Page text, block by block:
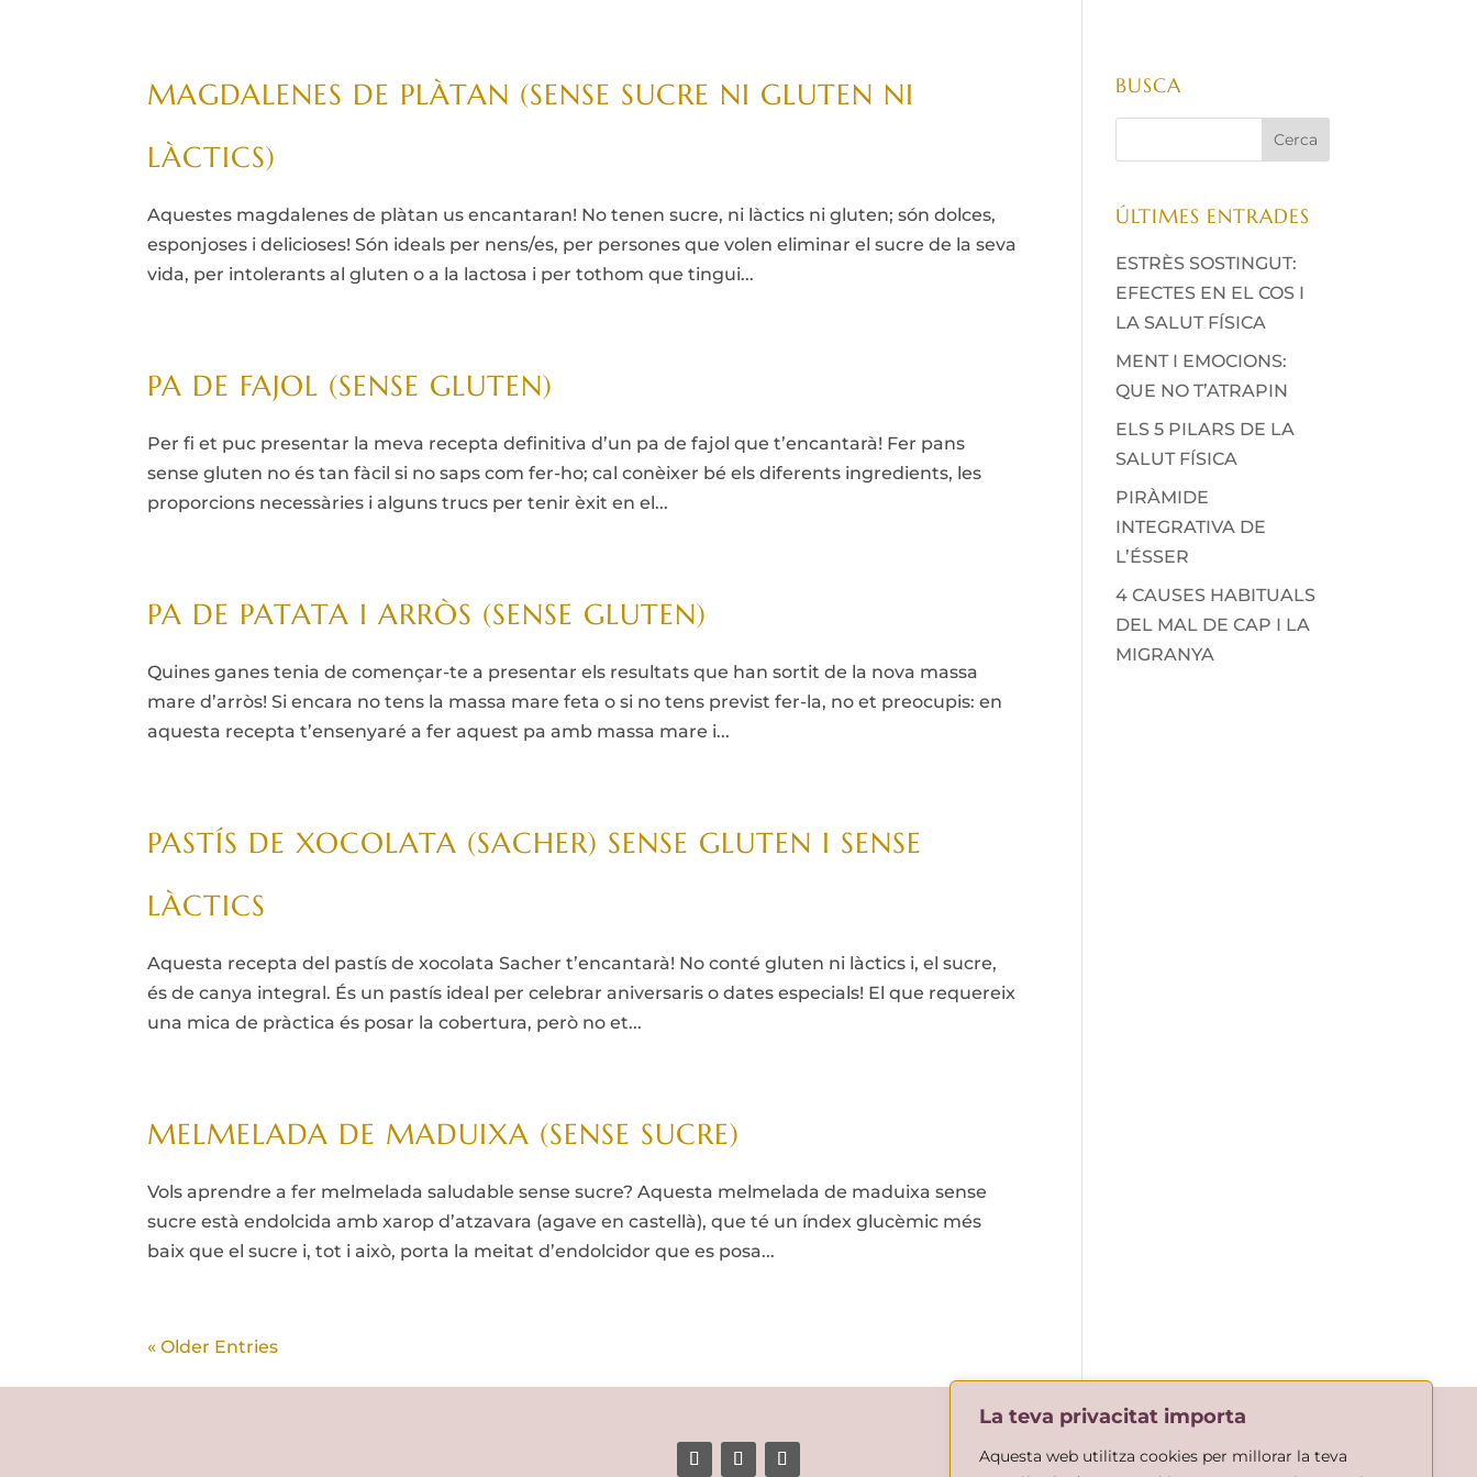
La teva privacitat importa
Aquesta web utilitza cookies per millorar la teva
MAGDALENES DE PLÀTAN (SENSE SUCRE NI GLUTEN NI
LÀCTICS)
Aquestes magdalenes de plàtan us encantaran! No tenen sucre, ni làctics ni gluten; són dolces,
esponjoses i delicioses! Són ideals per nens/es, per persones que volen eliminar el sucre de la seva
vida, per intolerants al gluten o a la lactosa i per tothom que tingui...
PA DE FAJOL (SENSE GLUTEN)
Per fi et puc presentar la meva recepta definitiva d’un pa de fajol que t’encantarà! Fer pans
sense gluten no és tan fàcil si no saps com fer-ho; cal conèixer bé els diferents ingredients, les
proporcions necessàries i alguns trucs per tenir èxit en el...
PA DE PATATA I ARRÒS (SENSE GLUTEN)
Quines ganes tenia de començar-te a presentar els resultats que han sortit de la nova massa
mare d’arròs! Si encara no tens la massa mare feta o si no tens previst fer-la, no et preocupis: en
aquesta recepta t’ensenyaré a fer aquest pa amb massa mare i...
PASTÍS DE XOCOLATA (SACHER) SENSE GLUTEN I SENSE
LÀCTICS
Aquesta recepta del pastís de xocolata Sacher t’encantarà! No conté gluten ni làctics i, el sucre,
és de canya integral. És un pastís ideal per celebrar aniversaris o dates especials! El que requereix
una mica de pràctica és posar la cobertura, però no et...
MELMELADA DE MADUIXA (SENSE SUCRE)
Vols aprendre a fer melmelada saludable sense sucre? Aquesta melmelada de maduixa sense
sucre està endolcida amb xarop d’atzavara (agave en castellà), que té un índex glucèmic més
baix que el sucre i, tot i això, porta la meitat d’endolcidor que es posa...
« Older Entries
BUSCA
ÚLTIMES ENTRADES
ESTRÈS SOSTINGUT:
EFECTES EN EL COS I
LA SALUT FÍSICA
MENT I EMOCIONS:
QUE NO T’ATRAPIN
ELS 5 PILARS DE LA
SALUT FÍSICA
PIRÀMIDE
INTEGRATIVA DE
L’ÉSSER
4 CAUSES HABITUALS
DEL MAL DE CAP I LA
MIGRANYA